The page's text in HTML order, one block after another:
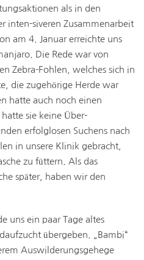
als in den
inten-siveren Zusammenarbeit
am 4. Januar erreichte uns
Die Rede war von
Zebra-Fohlen, welches sich in
die zugehörige Herde war
hatte auch noch einen
sie keine Über-
erfolglosen Suchens nach
in unsere Klinik gebracht,
zu füttern. Als das
später, haben wir den
uns ein paar Tage altes
übergeben. „Bambi“
Auswilderungsgehege